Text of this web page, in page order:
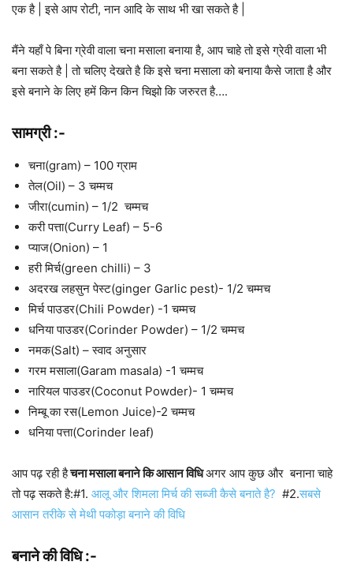
एक है | इसे आप रोटी, नान आदि के साथ भी खा सकते है |
मैंने यहाँ पे बिना ग्रेवी वाला चना मसाला बनाया है, आप चाहे तो इसे ग्रेवी वाला भी
बना सकते है | तो चलिए देखते है कि इसे चना मसाला को बनाया कैसे जाता है और
इसे बनाने के लिए हमें किन किन चिझो कि जरुरत है….
सामग्री :-
चना(gram) – 100 ग्राम
तेल(Oil) – 3 चम्मच
जीरा(cumin) – 1/2 चम्मच
करी पत्ता(Curry Leaf) – 5-6
प्याज(Onion) – 1
हरी मिर्च(green chilli) – 3
अदरख लहसुन पेस्ट(ginger Garlic pest)- 1/2 चम्मच
मिर्च पाउडर(Chili Powder) -1 चम्मच
धनिया पाउडर(Corinder Powder) – 1/2 चम्मच
नमक(Salt) – स्वाद अनुसार
गरम मसाला(Garam masala) -1 चम्मच
नारियल पाउडर(Coconut Powder)- 1 चम्मच
निम्बू का रस(Lemon Juice)-2 चम्मच
धनिया पत्ता(Corinder leaf)
आप पढ़ रही हैचना मसाला बनाने कि आसान विधिअगर आप कुछ और बनाना चाहे
तो पढ़ सकते है:#1. आलू और शिमला मिर्च की सब्जी कैसे बनाते है? #2.सबसे
आसान तरीके से मेथी पकोड़ा बनाने की विधि
बनाने की विधि :-